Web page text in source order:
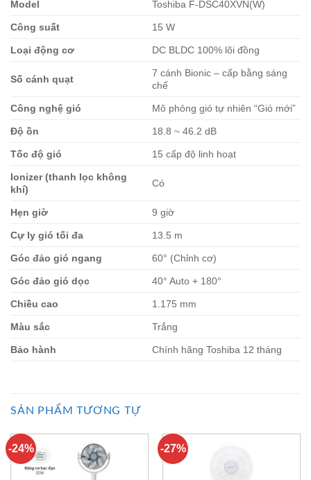
Model
Toshiba F-DSC40XVN(W)
Công suất 15 W
Loại động cơ DC BLDC 100% lõi đồng
Số cánh quạt
7 cánh Bionic – cấp bằng sáng
chế
Công nghệ gió Mô phỏng gió tự nhiên “Gió mới”
Độ ồn 18.8 ~ 46.2 dB
Tốc độ gió 15 cấp độ linh hoạt
Ionizer (thanh lọc không
khí)
Có
Hẹn giờ 9 giờ
Cự ly gió tối đa 13.5 m
Góc đảo gió ngang 60° (Chỉnh cơ)
Góc đảo gió dọc 40° Auto + 180°
Chiều cao 1.175 mm
Màu sắc Trắng
Bảo hành Chính hãng Toshiba 12 tháng
SẢN PHẨM TƯƠNG TỰ
-24% -27%